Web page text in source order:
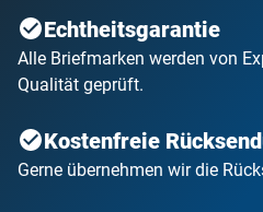
Echtheitsgarantie
Alle Briefmarken werden von
Qualität geprüft.
Kostenfreie
Gerne übernehmen wir die